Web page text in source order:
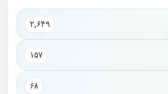
۲,۶۴۹
۱۵۷
۶۸